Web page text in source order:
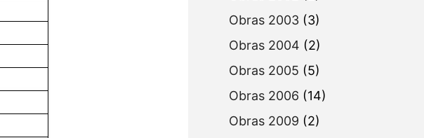
Obras 2003 (3)
Obras 2004 (2)
Obras 2005 (5)
Obras 2006 (14)
Obras 2009 (2)